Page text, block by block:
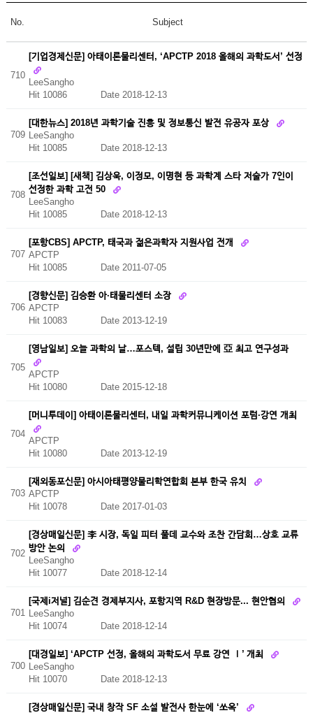
No. Subject
710
[기업경제신문] 아태이론물리센터, ‘APCTP 2018 올해의 과학도서’ 선정
LeeSangho
Hit 10086 Date 2018-12-13
709
[대한뉴스] 2018년 과학기술 진흥 및 정보통신 발전 유공자 포상
LeeSangho
Hit 10085
Date 2018-12-13
708
[조선일보] [새책] 김상욱, 이정모, 이명현 등 과학계 스타 저술가 7인이
선정한 과학 고전 50
LeeSangho
Hit 10085 Date 2018-12-13
707
[포항CBS] APCTP, 태국과 젊은과학자 지원사업 전개
APCTP
Hit 10085
Date 2011-07-05
706
[경향신문] 김승환 아·태물리센터 소장
APCTP
Hit 10083
Date 2013-12-19
705
[영남일보] 오늘 과학의 날…포스텍, 설립 30년만에 亞 최고 연구성과
APCTP
Hit 10080 Date 2015-12-18
704
[머니투데이] 아태이론물리센터, 내일 과학커뮤니케이션 포럼·강연 개최
APCTP
Hit 10080 Date 2013-12-19
703
[재외동포신문] 아시아태평양물리학연합회 본부 한국 유치
APCTP
Hit 10078
Date 2017-01-03
702
[경상매일신문] 李 시장, 독일 피터 풀데 교수와 조찬 간담회…상호 교류
방안 논의
LeeSangho
Hit 10077 Date 2018-12-14
701
[국제i저널] 김순견 경제부지사, 포항지역 R&D 현장방문... 현안협의
LeeSangho
Hit 10074
Date 2018-12-14
700
[대경일보] ‘APCTP 선정, 올해의 과학도서 무료 강연 Ⅰ’ 개최
LeeSangho
Hit 10070
Date 2018-12-13
[경상매일신문] 국내 창작 SF 소설 발전사 한눈에 ‘쏘옥’